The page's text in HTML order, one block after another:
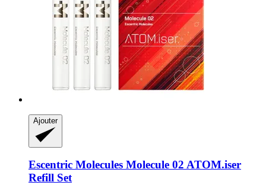
Ajouter
Escentric Molecules Molecule 02 ATOM.iser
Refill Set